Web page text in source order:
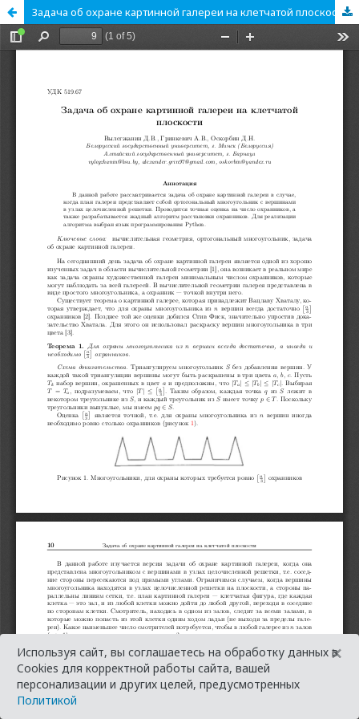
Задача об охране картинной галереи на клетчатой плоскости
Используя сайт, вы соглашаетесь на обработку данных в
Cookies для корректной работы сайта, вашей
персонализации и других целей, предусмотренных
Политикой
×